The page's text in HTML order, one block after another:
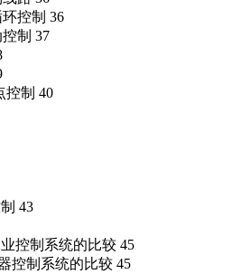
控制 36
制 37
控制 40
43
控制系统的比较 45
控制系统的比较 45